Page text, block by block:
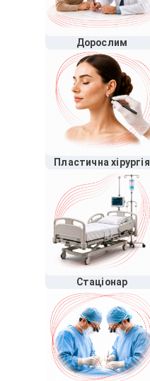
Дорослим
Пластична хірургія
Стаціонар